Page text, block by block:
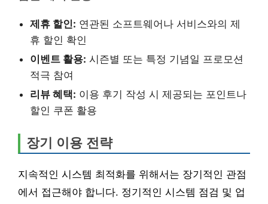
제휴 할인: 연관된 소프트웨어나 서비스와의 제
휴 할인 확인
이벤트 활용: 시즌별 또는 특정 기념일 프로모션
적극 참여
리뷰 혜택: 이용 후기 작성 시 제공되는 포인트나
할인 쿠폰 활용
장기 이용 전략
지속적인 시스템 최적화를 위해서는 장기적인 관점
에서 접근해야 합니다. 정기적인 시스템 점검 및 업